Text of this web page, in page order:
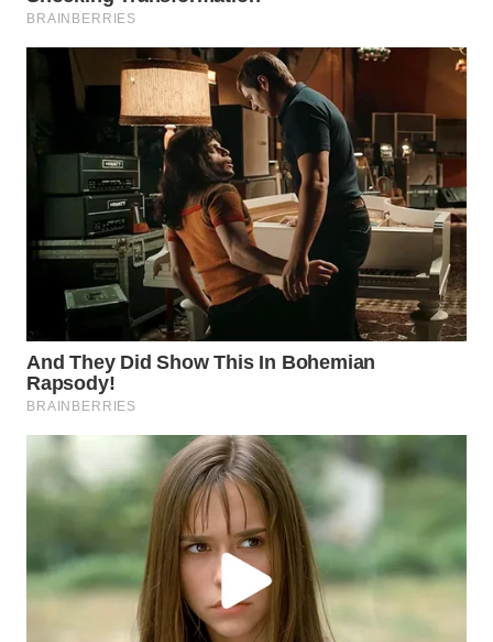
WN
PADANG
LAWAS
WN
SUMEDANG
CIANJUR
WN
KEPULAUAN
SERIBU
WN
TANGERANG
WN
WN
CIREBON